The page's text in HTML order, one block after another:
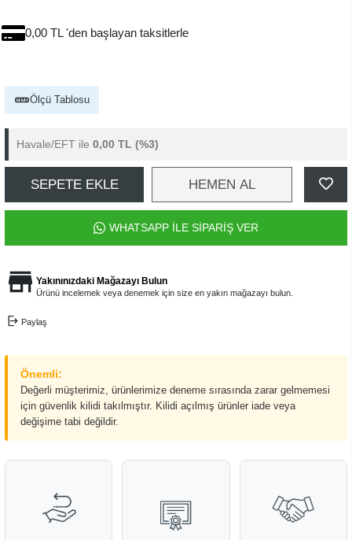
0,00 TL 'den başlayan taksitlerle
Ölçü Tablosu
Havale/EFT ile 0,00 TL (%3)
SEPETE EKLE HEMEN AL
WHATSAPP İLE SİPARİŞ VER
Yakınınızdaki Mağazayı Bulun
Ürünü incelemek veya denemek için size en yakın mağazayı bulun.
Paylaş
Önemli:
Değerli müşterimiz, ürünlerimize deneme sırasında zarar gelmemesi
için güvenlik kilidi takılmıştır. Kilidi açılmış ürünler iade veya
değişime tabi değildir.